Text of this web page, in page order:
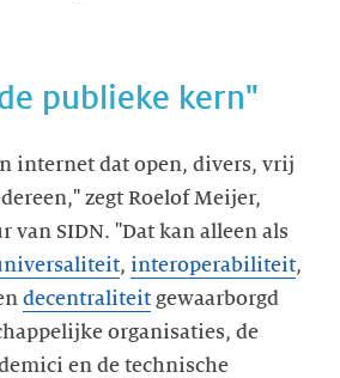
publieke kern"
internet dat open, divers, vrij
zegt Roelof Meijer,
van SIDN. "Dat kan alleen als
, interoperabiliteit,
decentraliteit gewaarborgd
organisaties, de
en de technische